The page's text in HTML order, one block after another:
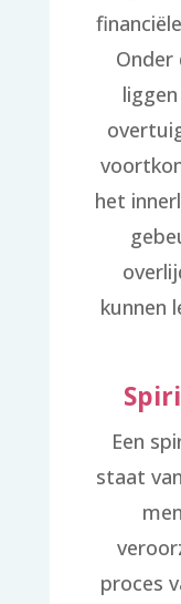
Onder
het
kunnen
Een
staat
proces